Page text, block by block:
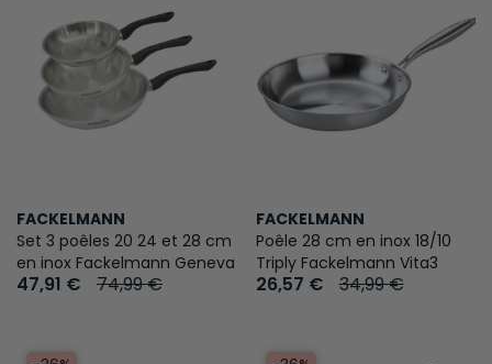
FACKELMANN
Set 3 poêles 20 24 et 28 cm
en inox Fackelmann Geneva
47,91 € 74,99 €
FACKELMANN
Poêle 28 cm en inox 18/10
Triply Fackelmann Vita3
26,57 € 34,99 €